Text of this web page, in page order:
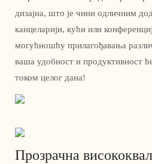
дизајна, што је чини одличним
канцеларији, кући или
могућношћу прилагођавања
ваша удобност и продуктивност
током целог дана!
Прозрачна